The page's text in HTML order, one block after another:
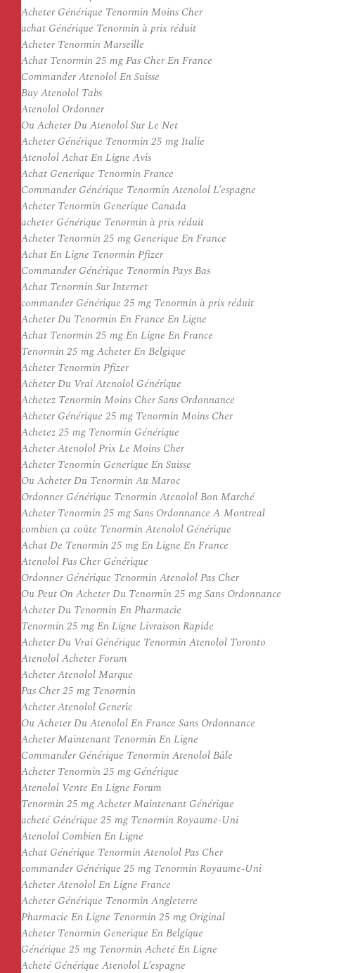
Acheter Générique Tenormin Moins Cher
achat Générique Tenormin à prix réduit
Acheter Tenormin Marseille
Achat Tenormin 25 mg Pas Cher En France
Commander Atenolol En Suisse
Buy Atenolol Tabs
Atenolol Ordonner
Ou Acheter Du Atenolol Sur Le Net
Acheter Générique Tenormin 25 mg Italie
Atenolol Achat En Ligne Avis
Achat Generique Tenormin France
Commander Générique Tenormin Atenolol L’espagne
Acheter Tenormin Generique Canada
acheter Générique Tenormin à prix réduit
Acheter Tenormin 25 mg Generique En France
Achat En Ligne Tenormin Pfizer
Commander Générique Tenormin Pays Bas
Achat Tenormin Sur Internet
commander Générique 25 mg Tenormin à prix réduit
Acheter Du Tenormin En France En Ligne
Achat Tenormin 25 mg En Ligne En France
Tenormin 25 mg Acheter En Belgique
Acheter Tenormin Pfizer
Acheter Du Vrai Atenolol Générique
Achetez Tenormin Moins Cher Sans Ordonnance
Acheter Générique 25 mg Tenormin Moins Cher
Achetez 25 mg Tenormin Générique
Acheter Atenolol Prix Le Moins Cher
Acheter Tenormin Generique En Suisse
Ou Acheter Du Tenormin Au Maroc
Ordonner Générique Tenormin Atenolol Bon Marché
Acheter Tenormin 25 mg Sans Ordonnance A Montreal
combien ça coûte Tenormin Atenolol Générique
Achat De Tenormin 25 mg En Ligne En France
Atenolol Pas Cher Générique
Ordonner Générique Tenormin Atenolol Pas Cher
Ou Peut On Acheter Du Tenormin 25 mg Sans Ordonnance
Acheter Du Tenormin En Pharmacie
Tenormin 25 mg En Ligne Livraison Rapide
Acheter Du Vrai Générique Tenormin Atenolol Toronto
Atenolol Acheter Forum
Acheter Atenolol Marque
Pas Cher 25 mg Tenormin
Acheter Atenolol Generic
Ou Acheter Du Atenolol En France Sans Ordonnance
Acheter Maintenant Tenormin En Ligne
Commander Générique Tenormin Atenolol Bâle
Acheter Tenormin 25 mg Générique
Atenolol Vente En Ligne Forum
Tenormin 25 mg Acheter Maintenant Générique
acheté Générique 25 mg Tenormin Royaume-Uni
Atenolol Combien En Ligne
Achat Générique Tenormin Atenolol Pas Cher
commander Générique 25 mg Tenormin Royaume-Uni
Acheter Atenolol En Ligne France
Acheter Générique Tenormin Angleterre
Pharmacie En Ligne Tenormin 25 mg Original
Acheter Tenormin Generique En Belgique
Générique 25 mg Tenormin Acheté En Ligne
Acheté Générique Atenolol L’espagne